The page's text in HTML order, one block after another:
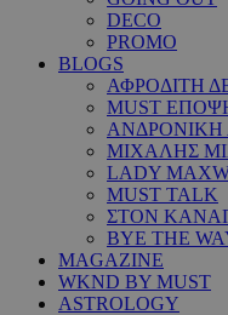
DECO
PROMO
BLOGS
ΑΦΡΟΔΙΤΗ
MUST
ΜΙΧΑΛΗΣ
LADY
MUST TALK
ΣΤΟΝ
BYE THE
MAGAZINE
WKND BY MUST
ASTROLOGY